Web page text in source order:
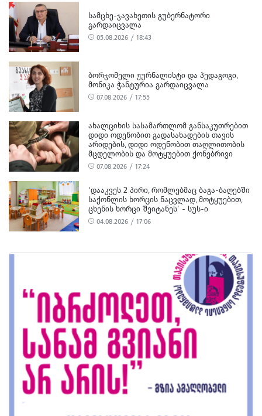
ᲡᲐᲛᲪᲮᲔ-ᲯᲐᲕᲐᲮᲔᲗᲘᲡ ᲒᲣᲑᲔᲠᲜᲐᲢᲝᲠᲘ
ᲒᲐᲠᲓᲐᲘᲪᲕᲐᲚᲐ
05.08.2026 / 18:43
ᲑᲝᲠᲯᲝᲛᲔᲚᲘ ᲟᲣᲠᲜᲐᲚᲘᲡᲢᲘ ᲓᲐ ᲞᲔᲓᲐᲒᲝᲒᲘ,
ᲛᲝᲜᲘᲙᲐ ᲭᲐᲜᲢᲣᲠᲘᲐ ᲒᲐᲠᲓᲐᲘᲪᲕᲐᲚᲐ
07.08.2026 / 17:55
ᲐᲮᲐᲚᲪᲘᲮᲘᲡ ᲡᲐᲡᲐᲛᲐᲠᲗᲚᲝᲛ ᲒᲐᲜᲡᲐᲙᲣᲗᲠᲔᲑᲘᲗ
ᲓᲘᲓᲘ ᲝᲓᲔᲜᲝᲑᲘᲗ ᲒᲐᲓᲐᲡᲐᲮᲐᲓᲔᲑᲘᲡ ᲗᲐᲕᲘᲡ
ᲐᲠᲘᲓᲔᲑᲘᲡ, ᲓᲘᲓᲘ ᲝᲓᲔᲜᲝᲑᲘᲗ ᲗᲐᲦᲚᲘᲗᲝᲑᲘᲡ
ᲛᲪᲓᲔᲚᲝᲑᲘᲡ ᲓᲐ ᲛᲝᲢᲧᲣᲔᲑᲘᲗ ᲥᲝᲜᲔᲑᲠᲘᲕᲘ
ᲓᲐᲖᲘᲐᲜᲔᲑᲘᲡ ᲤᲐᲥᲢᲔᲑᲖᲔ 1 ᲞᲘᲠᲘ ᲓᲐᲛᲜᲐᲨᲐᲕᲔᲓ
ᲪᲜᲝ
07.08.2026 / 17:24
‘ᲓᲐᲐᲙᲕᲔᲡ 2 ᲞᲘᲠᲘ, ᲠᲝᲛᲚᲔᲑᲛᲐᲪ ᲑᲐᲒᲐ-ᲑᲐᲦᲔᲑᲨᲘ
ᲡᲐᲥᲝᲜᲚᲘᲡ ᲮᲝᲠᲪᲘᲡ ᲜᲐᲪᲕᲚᲐᲓ, ᲛᲝᲢᲧᲣᲔᲑᲘᲗ,
ᲪᲮᲔᲜᲘᲡ ᲮᲝᲠᲪᲘ ᲨᲔᲘᲢᲐᲜᲔᲡ’ - ᲡᲣᲡ-Ი
04.08.2026 / 17:06